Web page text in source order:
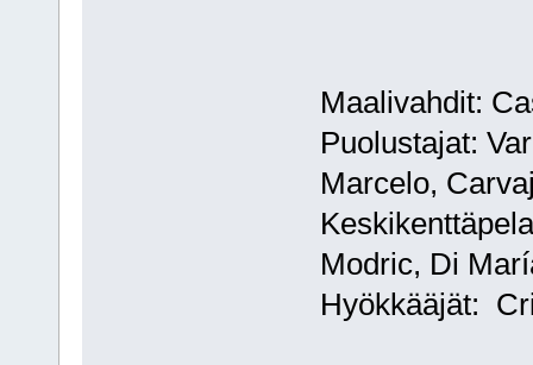
Maalivahdit:
Puolustajat:
Marcelo,
Modric, Di
Hyökkääjät: